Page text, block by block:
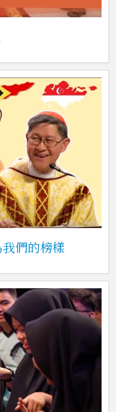
們的榜樣